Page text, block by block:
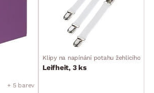
+ 5 barev
Klipy na napínání potahu žehlicího
Leifheit, 3 ks